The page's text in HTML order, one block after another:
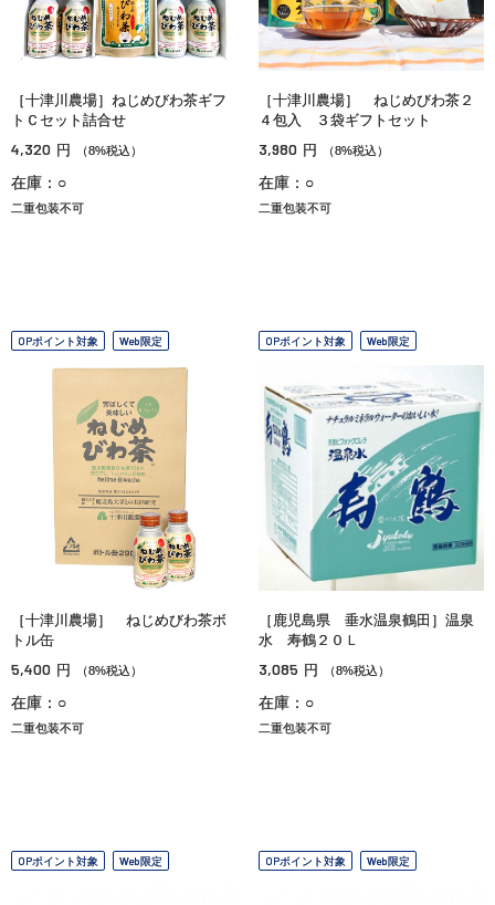
［十津川農場］ねじめびわ茶ギフ
トＣセット詰合せ
4,320 円 （8%税込）
在庫：○
二重包装不可
［十津川農場］ ねじめびわ茶２
４包入 ３袋ギフトセット
3,980 円 （8%税込）
在庫：○
二重包装不可
OPポイント対象 Web限定
［十津川農場］ ねじめびわ茶ボ
トル缶
5,400 円 （8%税込）
在庫：○
二重包装不可
OPポイント対象 Web限定
［鹿児島県 垂水温泉鶴田］温泉
水 寿鶴２０Ｌ
3,085 円 （8%税込）
在庫：○
二重包装不可
OPポイント対象 Web限定 OPポイント対象 Web限定